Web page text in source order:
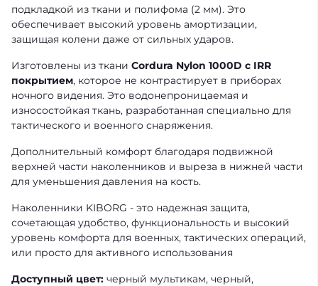
подкладкой из ткани и полифома (2 мм). Это
обеспечивает высокий уровень амортизации,
защищая колени даже от сильных ударов.
Изготовлены из ткани Cordura Nylon 1000D с IRR
покрытием, которое не контрастирует в приборах
ночного видения. Это водонепроницаемая и
износостойкая ткань, разработанная специально для
тактического и военного снаряжения.
Дополнительный комфорт благодаря подвижной
верхней части наколенников и выреза в нижней части
для уменьшения давления на кость.
Наколенники KIBORG - это надежная защита,
сочетающая удобство, функциональность и высокий
уровень комфорта для военных, тактических операций,
или просто для активного использования
Доступный цвет: черный мультикам, черный,